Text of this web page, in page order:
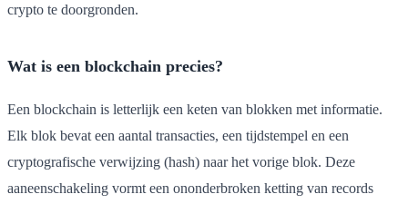
crypto te doorgronden.
Wat is een blockchain precies?
Een blockchain is letterlijk een keten van blokken met informatie.
Elk blok bevat een aantal transacties, een tijdstempel en een
cryptografische verwijzing (hash) naar het vorige blok. Deze
aaneenschakeling vormt een ononderbroken ketting van records